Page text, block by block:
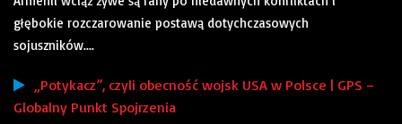
głębokie rozczarowanie postawą dotychczasowych
sojuszników....
„Potykacz”, czyli obecność wojsk USA w Polsce | GPS –
Globalny Punkt Spojrzenia